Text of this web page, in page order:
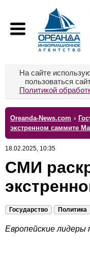
На сайте
пользоваться
Политикой
Oreanda-News.com ›
экстренном саммите
18.02.2025, 10:35
СМИ
Государство Политика
Европейские лидеры